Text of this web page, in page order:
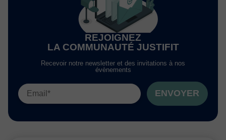
REJOIGNEZ
LA COMMUNAUTÉ JUSTIFIT
Recevoir notre newsletter et des invitations à nos
évènements
ENVOYER